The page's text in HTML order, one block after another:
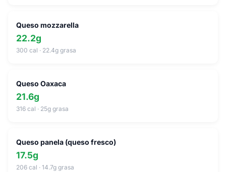
Queso mozzarella
22.2g
300 cal · 22.4g grasa
Queso Oaxaca
21.6g
316 cal · 25g grasa
Queso panela (queso fresco)
17.5g
206 cal · 14.7g grasa